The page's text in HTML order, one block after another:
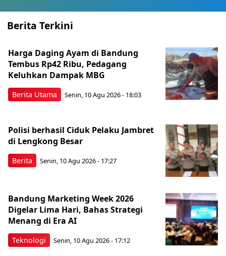
Berita Terkini
Berita Utama
Harga Daging Ayam di Bandung
Tembus Rp42 Ribu, Pedagang
Keluhkan Dampak MBG
Senin, 10 Agu 2026 - 18:03
Berita
Polisi berhasil Ciduk Pelaku Jambret
di Lengkong Besar
Senin, 10 Agu 2026 - 17:27
Teknologi
Bandung Marketing Week 2026
Digelar Lima Hari, Bahas Strategi
Menang di Era AI
Senin, 10 Agu 2026 - 17:12